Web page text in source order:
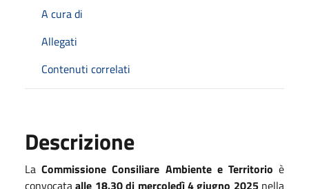
A cura di
Allegati
Contenuti correlati
Descrizione
LaCommissione Consiliare Ambiente e Territorio è
convocataalle 18.30 di mercoledì 4 giugno 2025nella